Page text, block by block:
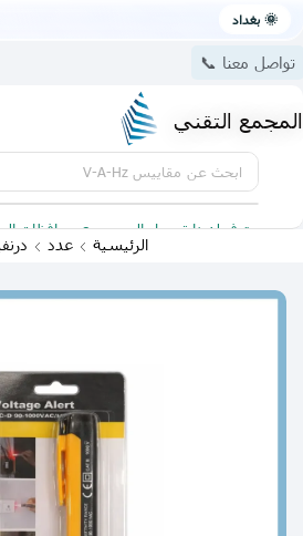
🌞 بغداد
تواصل معنا 📞
المجمع التقني
ابحث عن مقاييس V-A-Hz
يتوفر لدينا توصيل الى جميع محافظات
الرئيسية عدد